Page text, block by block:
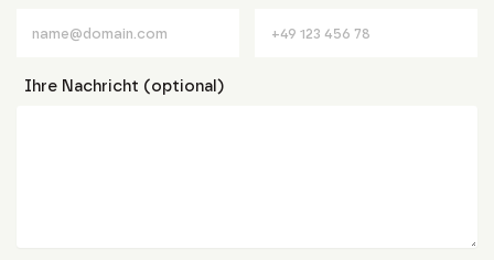
Ihre Nachricht (optional)